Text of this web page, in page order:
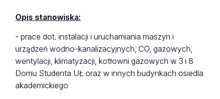
Opis stanowiska:
- prace dot. instalacji i uruchamiania maszyn i
urządzeń wodno-kanalizacyjnych, CO, gazowych,
wentylacji, klimatyzacji, kotłowni gazowych w 3 i 8
Domu Studenta UŁ oraz w innych budynkach osiedla
akademickiego